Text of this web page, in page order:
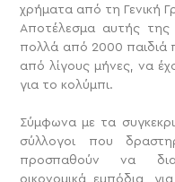
χρήματα από τη Γενική
Αποτέλεσμα αυτής της
πολλά από 2000 παιδιά
από λίγους μήνες, να
για το κολύμπι.
Σύμφωνα με τα
σύλλογοι που
προσπαθούν να
οικονομικά εμπόδια,